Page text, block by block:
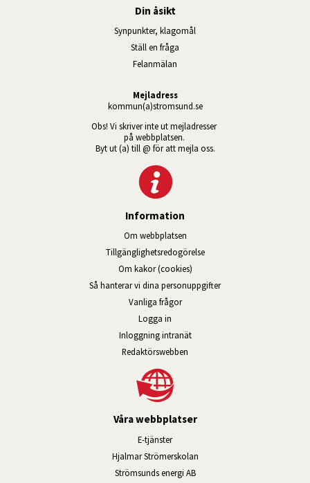
Din åsikt
Synpunkter, klagomål
Ställ en fråga
Felanmälan
Mejladress
kommun(a)stromsund.se
Obs! Vi skriver inte ut mejladresser
på webbplatsen.
Byt ut (a) till @ för att mejla oss.
Information
Om webbplatsen
Tillgänglig­hets­redo­görelse
Om kakor (cookies)
Så hanterar vi dina personuppgifter
Vanliga frågor
Logga in
Inloggning intranätÖppnas i nytt fönster.
Redaktörswebben
Våra webbplatser
E-tjänsterLänk till annan webbplats, öppnas i
Hjalmar StrömerskolanLänk till annan webbplats,
Strömsunds energi ABLänk till annan webbplats,